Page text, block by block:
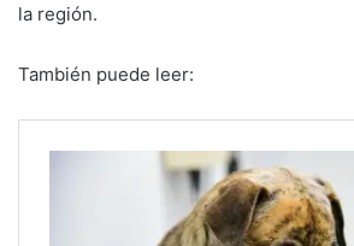
la región.
También puede leer: